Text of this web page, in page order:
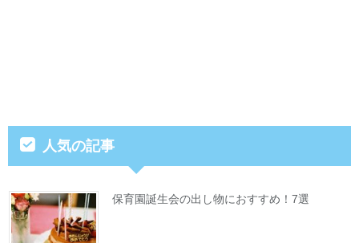
人気の記事
保育園誕生会の出し物におすすめ！7選